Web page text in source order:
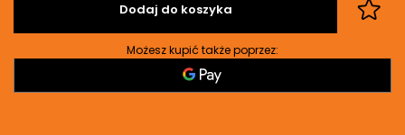
Dodaj do koszyka
Możesz kupić także poprzez: